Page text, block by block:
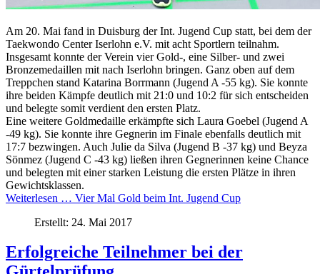
Am 20. Mai fand in Duisburg der Int. Jugend Cup statt, bei dem der
Taekwondo Center Iserlohn e.V. mit acht Sportlern teilnahm.
Insgesamt konnte der Verein vier Gold-, eine Silber- und zwei
Bronzemedaillen mit nach Iserlohn bringen. Ganz oben auf dem
Treppchen stand Katarina Borrmann (Jugend A -55 kg). Sie konnte
ihre beiden Kämpfe deutlich mit 21:0 und 10:2 für sich entscheiden
und belegte somit verdient den ersten Platz.
Eine weitere Goldmedaille erkämpfte sich Laura Goebel (Jugend A
-49 kg). Sie konnte ihre Gegnerin im Finale ebenfalls deutlich mit
17:7 bezwingen. Auch Julie da Silva (Jugend B -37 kg) und Beyza
Sönmez (Jugend C -43 kg) ließen ihren Gegnerinnen keine Chance
und belegten mit einer starken Leistung die ersten Plätze in ihren
Gewichtsklassen.
Weiterlesen … Vier Mal Gold beim Int. Jugend Cup
Erstellt: 24. Mai 2017
Erfolgreiche Teilnehmer bei der